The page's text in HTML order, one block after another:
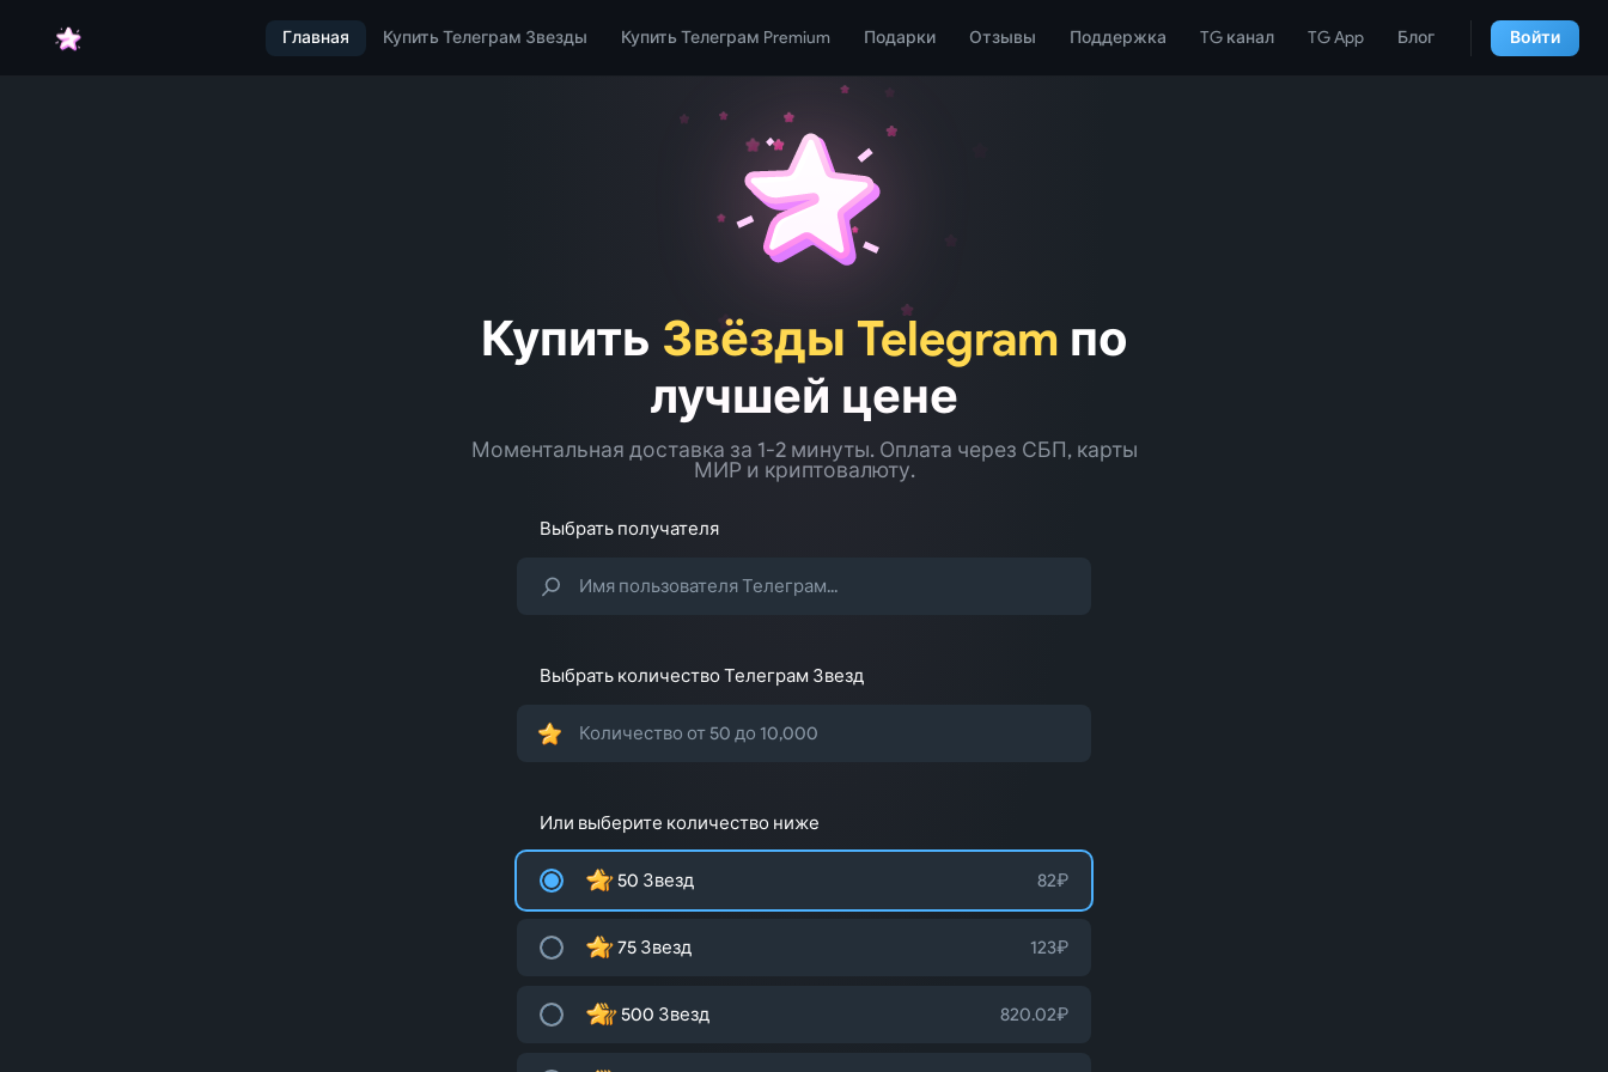
Главная Купить Телеграм Звезды Купить Телеграм Premium Подарки Отзывы Поддержка TG канал TG App Блог Войти
Купить Звёзды Telegram по
лучшей цене
Моментальная доставка за 1-2 минуты. Оплата через СБП, карты
МИР и криптовалюту.
Выбрать получателя
Выбрать количество Телеграм Звезд
Или выберите количество ниже
50 Звезд 82₽
75 Звезд 123₽
500 Звезд 820.02₽